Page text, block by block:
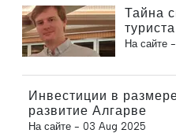
Тайна
На сайте -
Инвестиции в
развитие Алгарве
На сайте - 03 Aug 2025